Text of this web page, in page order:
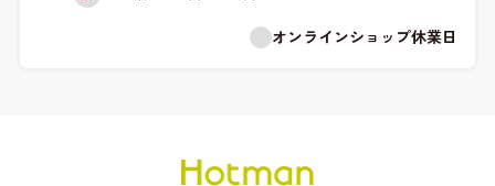
オンラインショップ休業日